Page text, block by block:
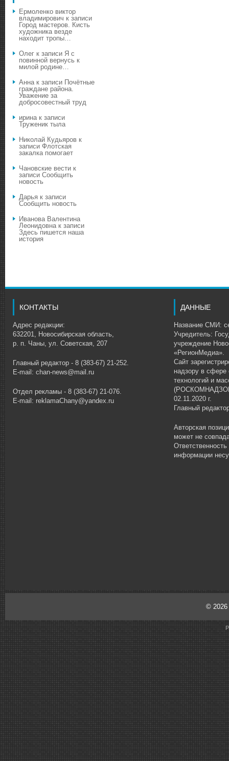
Ермоленко виктор
владимирович к записи
Город мастеров. Кисть
художника везде
находит тропы…
Олег к записи Я с
повинной вернусь к
милой родине…
Аннак записи Почётные
граждане района.
Уважение за
добросовестный труд
иринак записи
Труженик тыла
Николай Кудьяров к
записи Флотская
закалка помогает
Чановские вести к
записи Сообщить
новость
Дарья к записи
Сообщить новость
Иванова Валентина
Леонидовнак записи
Здесь пишется наша
история
КОНТАКТЫ
Адрес редакции:
632201, Новосибирская область,
р. п. Чаны, ул. Советская, 207
Главный редактор - 8 (383-67) 21-252.
E-mail: chan-news@mail.ru
Отдел рекламы - 8 (383-67) 21-076.
E-mail: reklamaChany@yandex.ru
ДАННЫЕ
Название СМИ:
Учредитель:
учреждение
«РегионМедиа».
Сайт
надзору в
технологий и
02.11.2020 г.
Главный
Авторская
может не
информации
© 2026